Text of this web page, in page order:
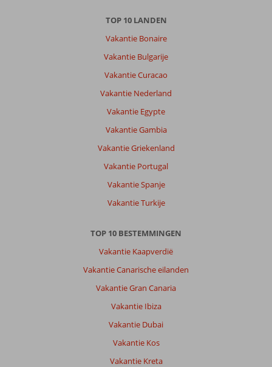
TOP 10 LANDEN
Vakantie Bonaire
Vakantie Bulgarije
Vakantie Curacao
Vakantie Nederland
Vakantie Egypte
Vakantie Gambia
Vakantie Griekenland
Vakantie Portugal
Vakantie Spanje
Vakantie Turkije
TOP 10 BESTEMMINGEN
Vakantie Kaapverdië
Vakantie Canarische eilanden
Vakantie Gran Canaria
Vakantie Ibiza
Vakantie Dubai
Vakantie Kos
Vakantie Kreta